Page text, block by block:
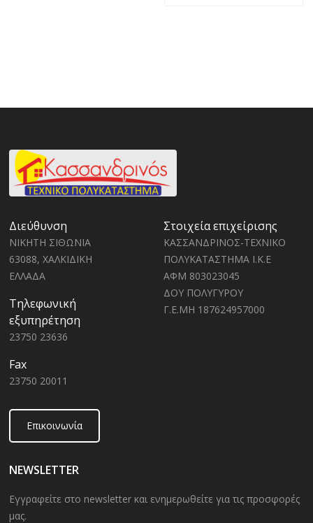
Διεύθυνση
ΝΙΚΗΤΗ ΣΙΘΩΝΙΑ
63088, ΧΑΛΚΙΔΙΚΗ
ΕΛΛΑΔΑ
Τηλεφωνική
εξυπηρέτηση
23750 23636
Fax
23750 20011
Στοιχεία επιχείρισης
ΚΑΣΣΑΝΔΡΙΝΟΣ-ΤΕΧΝΙΚΟ
ΠΟΛΥΚΑΤΑΣΤΗΜΑ Ι.Κ.Ε
ΑΦΜ 803023045
ΔΟΥ ΠΟΛΥΓΥΡΟΥ
Γ.Ε.ΜΗ 187624957000
Επικοινωνία
NEWSLETTER
Εγγραφείτε στο newsletter και ενημερωθείτε για τις προσφορές
μας.